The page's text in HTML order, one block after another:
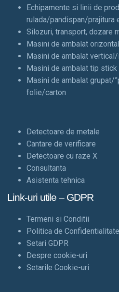
Echipamente si linii de
rulada/pandispan/prajitura
Silozuri, transport, dozare
Masini de ambalat
Masini de ambalat
Masini de ambalat tip
Masini de ambalat grupat/
folie/carton
Detectoare de metale
Cantare de verificare
Detectoare cu raze X
Consultanta
Asistenta tehnica
Link-uri utile – GDPR
Termeni si Conditii
Politica de Confidentialitate
Setari GDPR
Despre cookie-uri
Setarile Cookie-uri